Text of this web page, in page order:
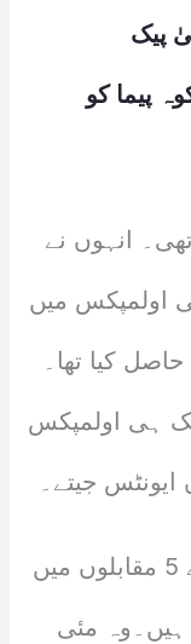
پیک
پیما کو
کی عمر 31 سال تھی۔ انہوں نے
اولمپکس میں
کیا تھا۔
ہی اولمپکس
جیتے۔
انہوں نے عالمی چیمپئین شپ کے 5 مقابلوں میں
شامل ہیں۔وہ مئی